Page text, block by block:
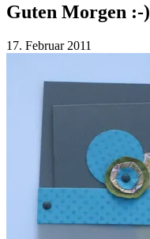
Guten Morgen :-)
17. Februar 2011